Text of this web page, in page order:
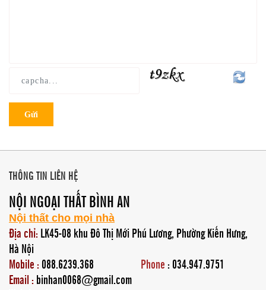
Gửi
THÔNG TIN LIÊN HỆ
NỘI NGOẠI THẤT BÌNH AN
Nội thất cho mọi nhà
Địa chỉ: LK45-08 khu Đô Thị Mới Phú Lương, Phường Kiến Hưng,
Hà Nội
Mobile : 088.6239.368 Phone: 034.947.9751
Email : binhan0068@gmail.com